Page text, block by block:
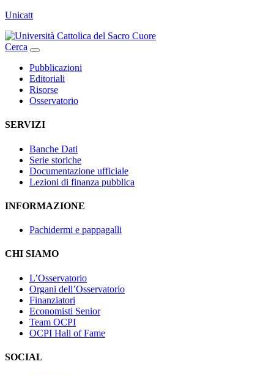
Unicatt
Cerca
Pubblicazioni
Editoriali
Risorse
Osservatorio
SERVIZI
Banche Dati
Serie storiche
Documentazione ufficiale
Lezioni di finanza pubblica
INFORMAZIONE
Pachidermi e pappagalli
CHI SIAMO
L’Osservatorio
Organi dell’Osservatorio
Finanziatori
Economisti Senior
Team OCPI
OCPI Hall of Fame
SOCIAL